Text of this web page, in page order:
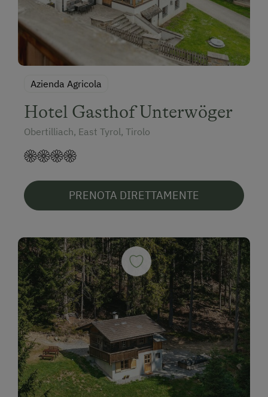
Azienda Agricola
Hotel Gasthof Unterwöger
Obertilliach, East Tyrol, Tirolo
PRENOTA DIRETTAMENTE